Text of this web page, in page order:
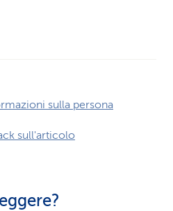
sulla persona
sull'articolo